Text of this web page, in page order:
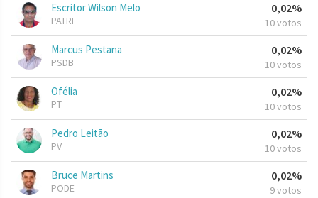
Escritor Wilson Melo
PATRI
0,02%
10 votos
Marcus Pestana
PSDB
0,02%
10 votos
Ofélia
PT
0,02%
10 votos
Pedro Leitão
PV
0,02%
10 votos
Bruce Martins
PODE
0,02%
9 votos